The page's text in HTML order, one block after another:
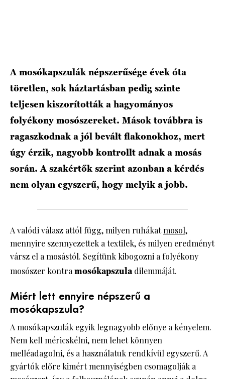
A mosókapszulák népszerűsége évek óta
töretlen, sok háztartásban pedig szinte
teljesen kiszorították a hagyományos
folyékony mosószereket. Mások továbbra is
ragaszkodnak a jól bevált flakonokhoz, mert
úgy érzik, nagyobb kontrollt adnak a mosás
során. A szakértők szerint azonban a kérdés
nem olyan egyszerű, hogy melyik a jobb.
A valódi válasz attól függ, milyen ruhákatmosol,
mennyire szennyezettek a textilek, és milyen eredményt
vársz el a mosástól. Segítünk kibogozni a folyékony
mosószer kontra mosókapszula dilemmáját.
Miért lett ennyire népszerű a
mosókapszula?
A mosókapszulák egyik legnagyobb előnye a kényelem.
Nem kell méricskélni, nem lehet könnyen
melléadagolni, és a használatuk rendkívül egyszerű. A
gyártók előre kimért mennyiségben csomagolják a